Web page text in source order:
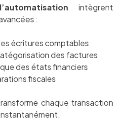
intègrent
:
écritures comptables
des factures
des états financiers
fiscales
chaque transaction